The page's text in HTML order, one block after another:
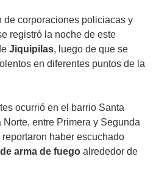
de corporaciones policiacas y
registró la noche de este
Jiquipilas, luego de que se
en diferentes puntos de la
ocurrió en el barrio Santa
entre Primera y Segunda
haber escuchado
arma de fuego alrededor de